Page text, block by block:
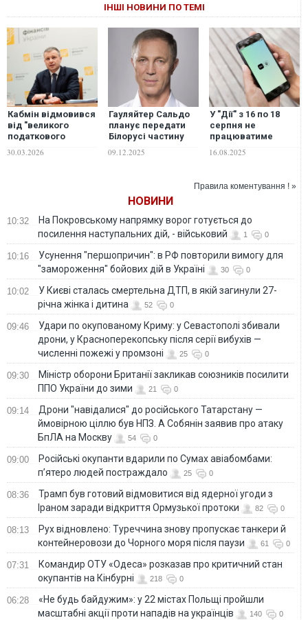
ІНШІ НОВИНИ ПО ТЕМІ
Кабмін відмовився
від "великого
податкового
схвалив три окремі
30.03.2026
Гауляйтер Сальдо
планує передати
Білорусі частину
Херсонщини, –
09.12.2025
У "Дії" з 16 по 18
серпня не
працюватиме
що потрібно знати
16.08.2025
Правила коментування ! »
НОВИНИ
10:32
На Покровському напрямку ворог готується до
посилення наступальних дій, - військовий
1 0
10:16
Усунення "першопричин": в РФ повторили вимогу для
"замороження" бойових дій в Україні
30 0
10:02
У Києві сталась смертельна ДТП, в якій загинули 27-
річна жінка і дитина
52 0
09:46
Удари по окупованому Криму: у Севастополі збивали
дрони, у Красноперекопську після серії вибухів —
численні пожежі у промзоні
25 0
09:30
Міністр оборони Британії закликав союзників посилити
ППО України до зими
21 0
09:14
Дрони "навідалися" до російського Татарстану —
ймовірною ціллю був НПЗ. А Собянін заявив про атаку
БпЛА на Москву
54 0
09:00
Російські окупанти вдарили по Сумах авіабомбами:
п’ятеро людей постраждало
25 0
08:36
Трамп був готовий відмовитися від ядерної угоди з
Іраном заради відкриття Ормузької протоки
82 0
08:13
Рух відновлено: Туреччина знову пропускає танкери й
контейнеровози до Чорного моря після паузи
61 0
07:31
Командир ОТУ «Одеса» розказав про критичний стан
окупантів на Кінбурні
218 0
06:28
«Не будь байдужим»: у 22 містах Польщі пройшли
масштабні акції проти нападів на українців
140 0